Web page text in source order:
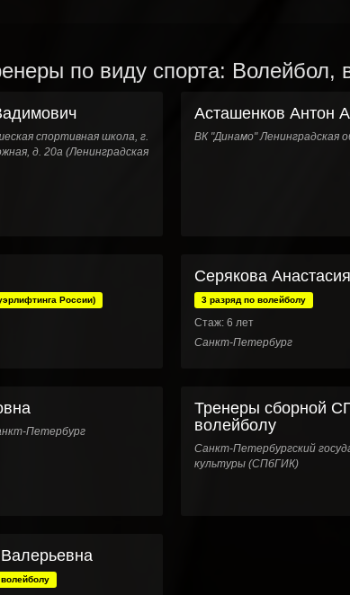
по виду спорта: Волейбол,
спортивная школа, г.
д. 20а (Ленинградская
Асташенков Антон
ВК "Динамо" Ленинградская
России)
Серякова Анастасия
3 разряд по волейболу
Стаж: 6 лет
Санкт-Петербург
Петербург
Тренеры сборной
волейболу
Санкт-Петербургский
культуры (СПбГИК)